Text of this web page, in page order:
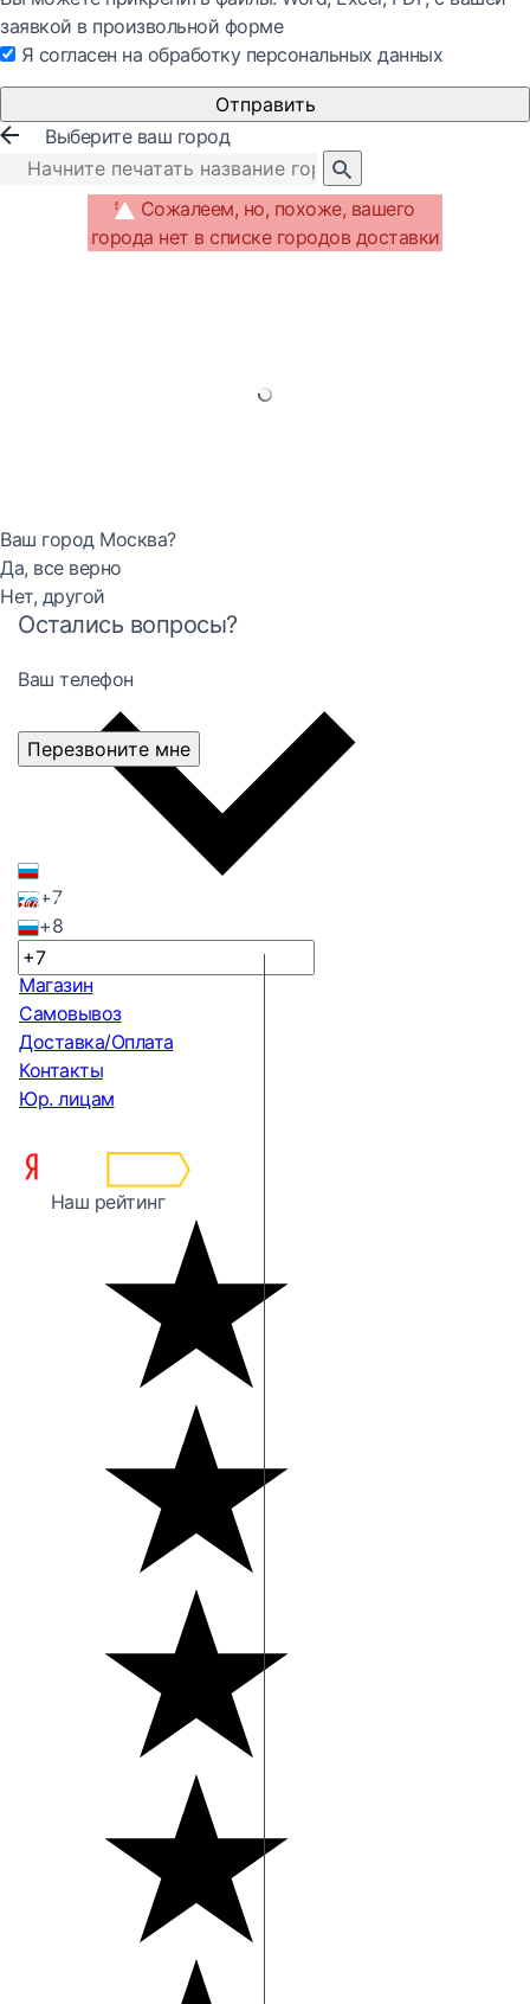
заявкой в произвольной форме
Я согласен на обработку персональных данных
Отправить
Выберите ваш город
Сожалеем, но, похоже, вашего
города нет в списке городов доставки
Ваш город Москва?
Да, все верно
Нет, другой
Остались вопросы?
Ваш телефон
+7
+8
Перезвоните мне
Магазин
Самовывоз
Доставка/Оплата
Контакты
Юр. лицам
Наш рейтинг